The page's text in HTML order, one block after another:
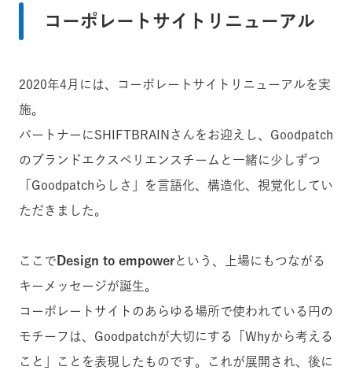
コーポレートサイトリニューアル
2020年4月には、コーポレートサイトリニューアルを実
施。
パートナーにSHIFTBRAINさんをお迎えし、Goodpatch
のブランドエクスペリエンスチームと一緒に少しずつ
「Goodpatchらしさ」を言語化、構造化、視覚化してい
ただきました。
ここで Design to empowerという、上場にもつながる
キーメッセージが誕生。
コーポレートサイトのあらゆる場所で使われている円の
モチーフは、Goodpatchが大切にする「Whyから考える
こと」ことを表現したものです。これが展開され、後に